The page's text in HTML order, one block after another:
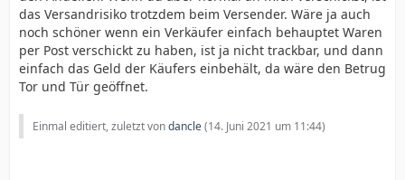
das Versandrisiko trotzdem beim Versender. Wäre ja auch
noch schöner wenn ein Verkäufer einfach behauptet Waren
per Post verschickt zu haben, ist ja nicht trackbar, und dann
einfach das Geld der Käufers einbehält, da wäre den Betrug
Tor und Tür geöffnet.
Einmal editiert, zuletzt vondancle(14. Juni 2021 um 11:44)